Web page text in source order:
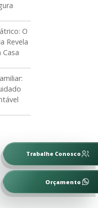
O
Revela
Trabalhe Conosco
Orçamento